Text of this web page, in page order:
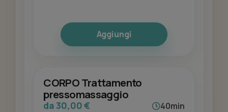
Aggiungi
CORPO Trattamento
pressomassaggio
da 30,00 € 40min